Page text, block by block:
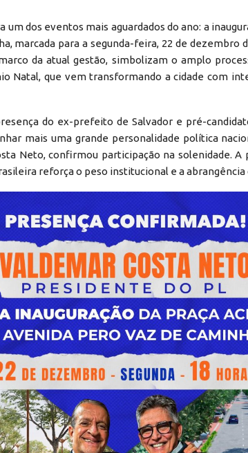
dos eventos mais aguardados do ano: a
marcada para a segunda-feira, 22 de dezembro
da atual gestão, simbolizam o amplo
Natal, que vem transformando a cidade com
do ex-prefeito de Salvador e pré-
mais uma grande personalidade política
Neto, confirmou participação na solenidade. A
reforça o peso institucional e a abrangência